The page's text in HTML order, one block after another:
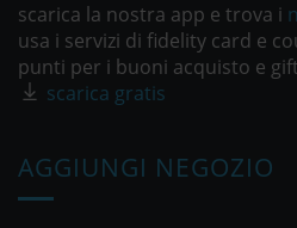
scarica la nostra app e trova i
usa i servizi di fidelity card e
punti per i buoni acquisto e
scarica gratis
AGGIUNGI NEGOZIO